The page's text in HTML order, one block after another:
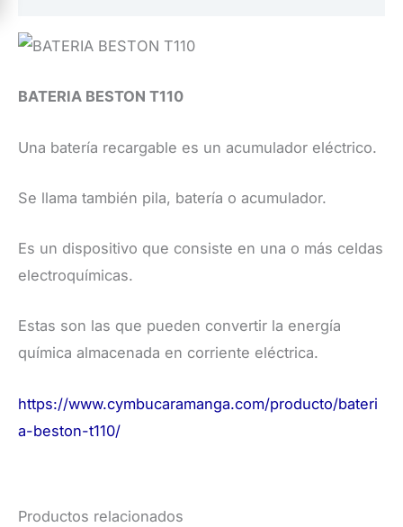
BATERIA BESTON T110
Una batería recargable es un acumulador eléctrico.
Se llama también pila, batería o acumulador.
Es un dispositivo que consiste en una o más celdas
electroquímicas.
Estas son las que pueden convertir la energía
química almacenada en corriente eléctrica.
https://www.cymbucaramanga.com/producto/bateri
a-beston-t110/
Productos relacionados